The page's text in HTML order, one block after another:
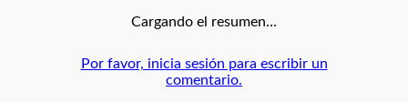
Cargando el resumen…
Por favor, inicia sesión para escribir un
comentario.